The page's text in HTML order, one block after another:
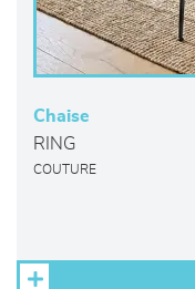
Chaise
RING
COUTURE